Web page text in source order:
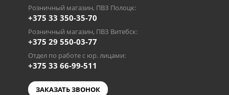
Розничный магазин, ПВЗ Полоцк:
+375 33 350-35-70
Розничный магазин, ПВЗ Витебск:
+375 29 550-03-77
Отдел по работе с юр. лицами:
+375 33 66-99-511
ЗАКАЗАТЬ ЗВОНОК